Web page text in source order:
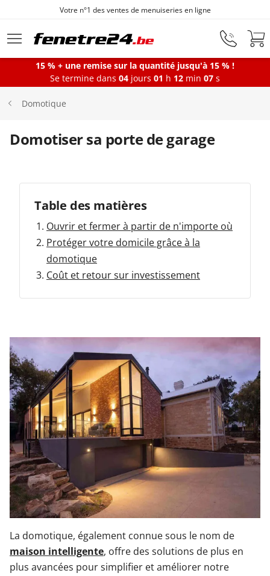
Aller au contenu principal
Votre n°1 des ventes de menuiseries en ligne
Fenêtres
Portes-fenêtres
Portes d'entrée
Protections solaires
Garages & Carports
Clôtures et portails
M'identifier
Conseils gratuits
15 % + une remise sur la quantité jusqu'à 15 % !
Se termine dans 04 jours 01 h 12 min 07 s
Domotique
Domotiser sa porte de garage
Table des matières
Ouvrir et fermer à partir de n'importe où
Protéger votre domicile grâce à la
domotique
Coût et retour sur investissement
La domotique, également connue sous le nom de
maison intelligente, offre des solutions de plus en
plus avancées pour simplifier et améliorer notre